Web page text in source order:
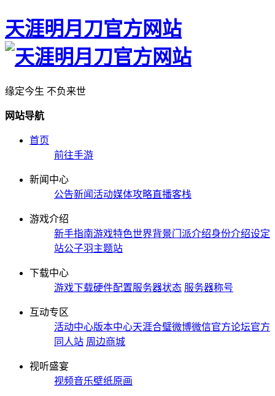
天涯明月刀官方网站
缘定今生 不负来世
网站导航
首页
前往手游
新闻中心
公告新闻活动媒体攻略直播客栈
游戏介绍
新手指南游戏特色世界背景门派介绍身份介绍设定
站公子羽主题站
下载中心
游戏下载硬件配置服务器状态 服务器称号
互动专区
活动中心版本中心天涯合璧微博微信官方论坛官方
同人站 周边商城
视听盛宴
视频音乐壁纸原画